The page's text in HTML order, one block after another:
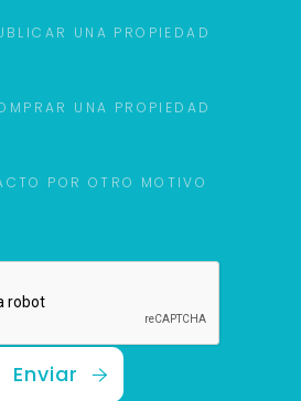
UNA PROPIEDAD
UNA PROPIEDAD
POR OTRO MOTIVO
Enviar